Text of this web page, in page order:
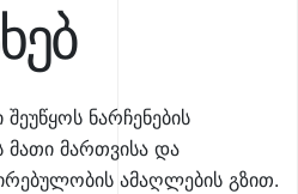
ნარჩენების
მათი მართვისა და
ამაღლების გზით.